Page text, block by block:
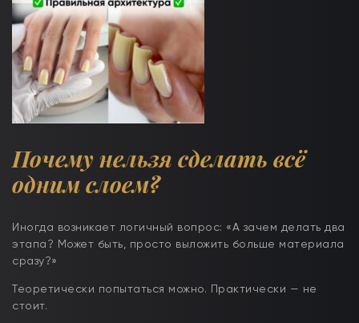
Почему нельзя сделать всё
одним слоем?
Иногда возникает логичный вопрос: «А зачем делать два
этапа? Может быть, просто выложить больше материала
сразу?»
Теоретически попытаться можно. Практически — не
стоит.